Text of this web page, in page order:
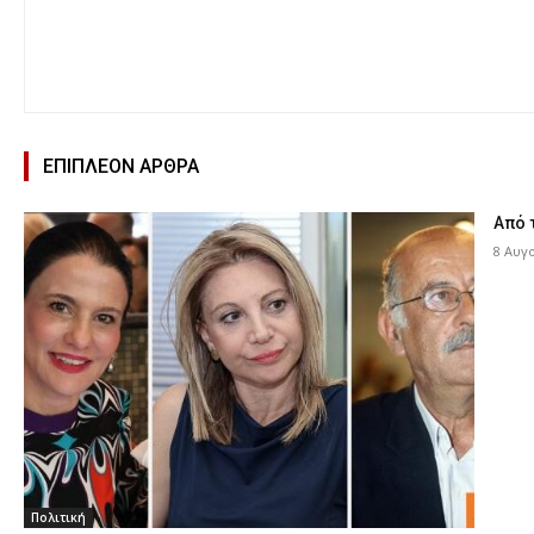
ΕΠΙΠΛΕΟΝ ΑΡΘΡΑ
Πολιτική
Από
8